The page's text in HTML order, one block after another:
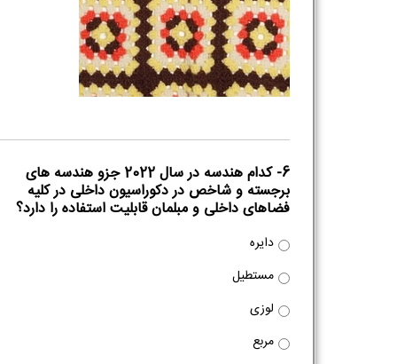
6- کدام هندسه در سال 2022 جزو هندسه های
برجسته و شاخص در دکوراسیون داخلی در کلیه
فضاهای داخلی و مبلمان قابلیت استفاده را دارد؟
دایره
مستطیل
لوزی
مربع